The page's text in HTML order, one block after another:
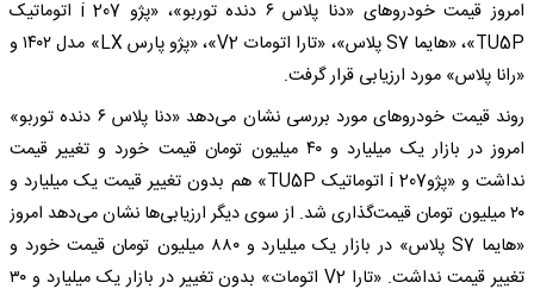
امروز قیمت خودروهای «دنا پلاس ۶ دنده توربو»، «پژو i 207 اتوماتیک
TU5P»، «هایما S7 پلاس»، «تارا اتومات V2»، «پژو پارس LX» مدل ۱۴۰۲ و
«رانا پلاس» مورد ارزیابی قرار گرفت.
روند قیمت خودروهای مورد بررسی نشان می‌دهد «دنا پلاس ۶ دنده توربو»
امروز در بازار یک میلیارد و ۴۰ میلیون تومان قیمت خورد و تغییر قیمت
نداشت و «پژوi 207 اتوماتیک TU5P» هم بدون تغییر قیمت یک میلیارد و
۲۰ میلیون تومان قیمت‌گذاری شد. از سوی دیگر ارزیابی‌ها نشان می‌دهد امروز
«هایما S7 پلاس» در بازار یک میلیارد و ۸۸۰ میلیون تومان قیمت خورد و
تغییر قیمت نداشت. «تارا V2 اتومات» بدون تغییر در بازار یک میلیارد و ۳۰